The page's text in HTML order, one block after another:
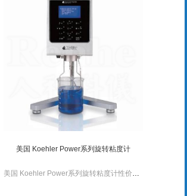
美国 Koehler Power系列旋转粘度计
美国 Koehler Power系列旋转粘度计性价比高，新型的外观设计。美国 Koehler Power系列旋转粘度计有编程功能，用户校准功能，可以两个单位制转换，并能故障自检。